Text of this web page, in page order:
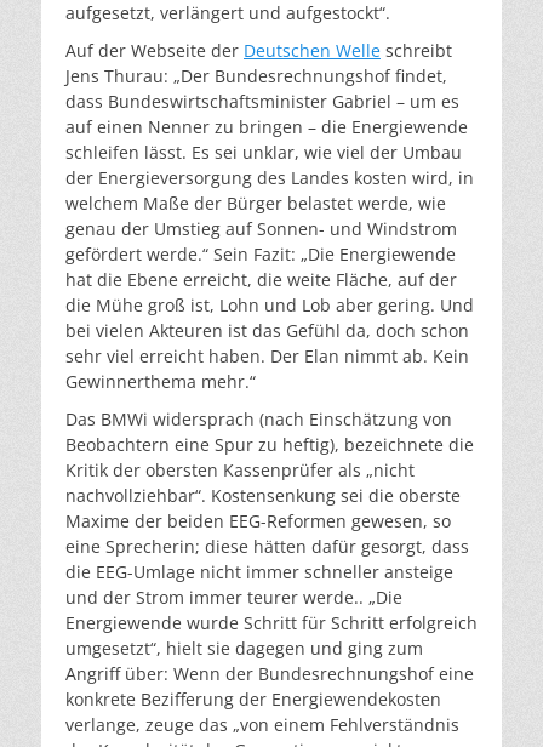
aufgesetzt, verlängert und aufgestockt“.
Auf der Webseite der Deutschen Welle schreibt
Jens Thurau: „Der Bundesrechnungshof findet,
dass Bundeswirtschaftsminister Gabriel – um es
auf einen Nenner zu bringen – die Energiewende
schleifen lässt. Es sei unklar, wie viel der Umbau
der Energieversorgung des Landes kosten wird, in
welchem Maße der Bürger belastet werde, wie
genau der Umstieg auf Sonnen- und Windstrom
gefördert werde.“ Sein Fazit: „Die Energiewende
hat die Ebene erreicht, die weite Fläche, auf der
die Mühe groß ist, Lohn und Lob aber gering. Und
bei vielen Akteuren ist das Gefühl da, doch schon
sehr viel erreicht haben. Der Elan nimmt ab. Kein
Gewinnerthema mehr.“
Das BMWi widersprach (nach Einschätzung von
Beobachtern eine Spur zu heftig), bezeichnete die
Kritik der obersten Kassenprüfer als „nicht
nachvollziehbar“. Kostensenkung sei die oberste
Maxime der beiden EEG-Reformen gewesen, so
eine Sprecherin; diese hätten dafür gesorgt, dass
die EEG-Umlage nicht immer schneller ansteige
und der Strom immer teurer werde.. „Die
Energiewende wurde Schritt für Schritt erfolgreich
umgesetzt“, hielt sie dagegen und ging zum
Angriff über: Wenn der Bundesrechnungshof eine
konkrete Bezifferung der Energiewendekosten
verlange, zeuge das „von einem Fehlverständnis